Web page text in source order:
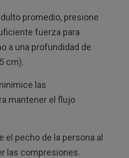
promedio, presione
fuerza para
a una profundidad de
cm).
las
mantener el flujo
el pecho de la persona al
las compresiones.